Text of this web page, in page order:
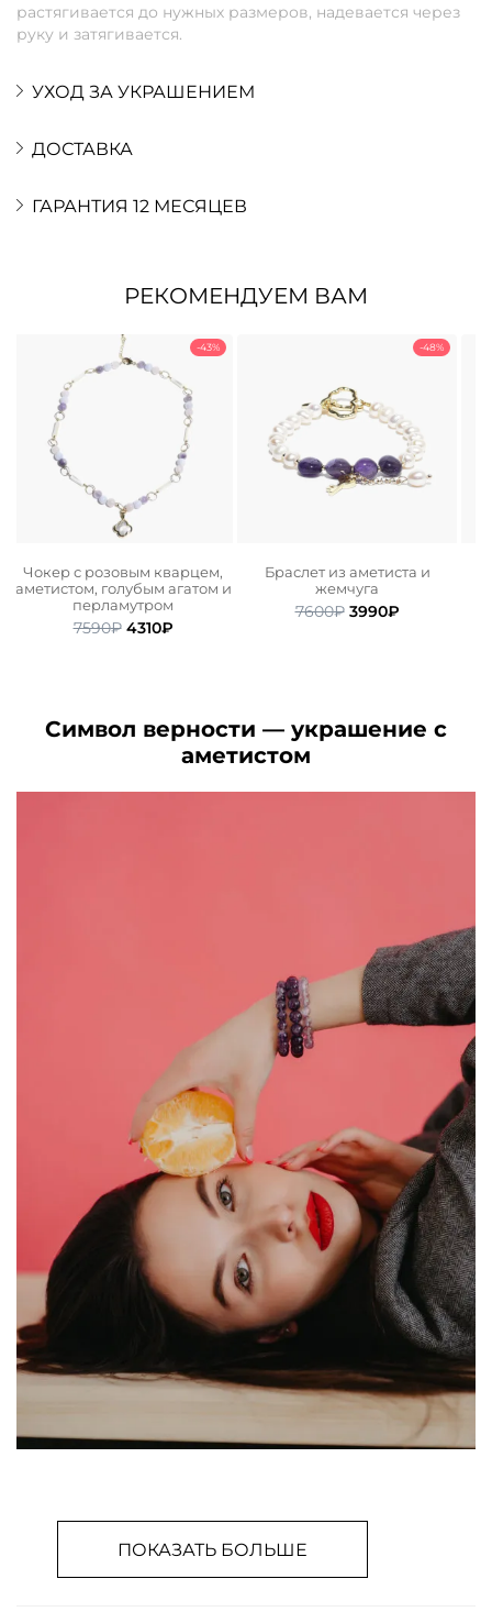
растягивается до нужных размеров, надевается через
руку и затягивается.
УХОД ЗА УКРАШЕНИЕМ
ДОСТАВКА
ГАРАНТИЯ 12 МЕСЯЦЕВ
РЕКОМЕНДУЕМ ВАМ
-43%
Чокер с розовым кварцем,
аметистом, голубым агатом и
перламутром
7590₽ Первоначальная
4310₽Текущая
-48%
Браслет из аметиста и
жемчуга
7600₽ Первоначальная
3990₽Текущая
Символ верности — украшение с
аметистом
ПОКАЗАТЬ БОЛЬШЕ